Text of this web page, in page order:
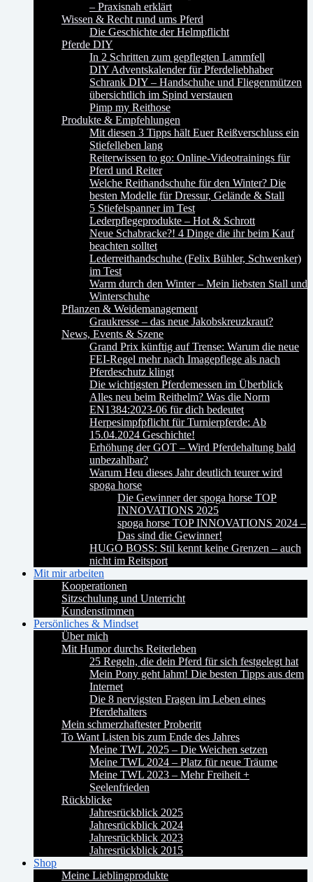
– Praxisnah erklärt
Wissen & Recht rund ums Pferd
Die Geschichte der Helmpflicht
Pferde DIY
In 2 Schritten zum gepflegten Lammfell
DIY Adventskalender für Pferdeliebhaber
Schrank DIY – Handschuhe und Fliegenmützen
übersichtlich im Spind verstauen
Pimp my Reithose
Produkte & Empfehlungen
Mit diesen 3 Tipps hält Euer Reißverschluss ein
Stiefelleben lang
Reiterwissen to go: Online-Videotrainings für
Pferd und Reiter
Welche Reithandschuhe für den Winter? Die
besten Modelle für Dressur, Gelände & Stall
5 Stiefelspanner im Test
Lederpflegeprodukte – Hot & Schrott
Neue Schabracke?! 4 Dinge die ihr beim Kauf
beachten solltet
Lederreithandschuhe (Felix Bühler, Schwenker)
im Test
Warm durch den Winter – Mein liebsten Stall und
Winterschuhe
Pflanzen & Weidemanagement
Graukresse – das neue Jakobskreuzkraut?
News, Events & Szene
Grand Prix künftig auf Trense: Warum die neue
FEI-Regel mehr nach Imagepflege als nach
Pferdeschutz klingt
Die wichtigsten Pferdemessen im Überblick
Alles neu beim Reithelm? Was die Norm
EN1384:2023-06 für dich bedeutet
Herpesimpfpflicht für Turnierpferde: Ab
15.04.2024 Geschichte!
Erhöhung der GOT – Wird Pferdehaltung bald
unbezahlbar?
Warum Heu dieses Jahr deutlich teurer wird
spoga horse
Die Gewinner der spoga horse TOP
INNOVATIONS 2025
spoga horse TOP INNOVATIONS 2024 –
Das sind die Gewinner!
HUGO BOSS: Stil kennt keine Grenzen – auch
nicht im Reitsport
Mit mir arbeiten
Kooperationen
Sitzschulung und Unterricht
Kundenstimmen
Persönliches & Mindset
Über mich
Mit Humor durchs Reiterleben
25 Regeln, die dein Pferd für sich festgelegt hat
Mein Pony geht lahm! Die besten Tipps aus dem
Internet
Die 8 nervigsten Fragen im Leben eines
Pferdehalters
Mein schmerzhaftester Proberitt
To Want Listen bis zum Ende des Jahres
Meine TWL 2025 – Die Weichen setzen
Meine TWL 2024 – Platz für neue Träume
Meine TWL 2023 – Mehr Freiheit +
Seelenfrieden
Rückblicke
Jahresrückblick 2025
Jahresrückblick 2024
Jahresrückblick 2023
Jahresrückblick 2015
Shop
Meine Lieblingprodukte